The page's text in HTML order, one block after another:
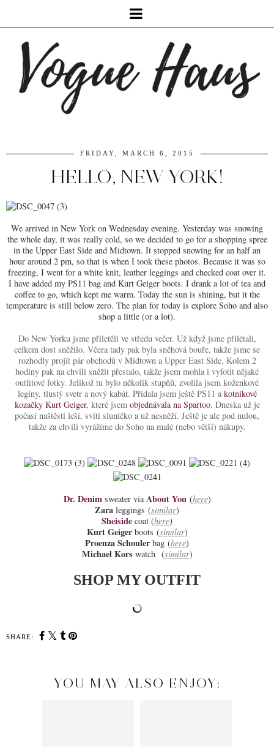
FRIDAY, MARCH 6, 2015
HELLO, NEW YORK!
We arrived in New York on Wednesday evening. Yesterday was snowing
the whole day, it was really cold, so we decided to go for a shopping spree
in the Upper East Side and Midtown. It stopped snowing for an half an
hour around 2 pm, so that is when I took these photos. Because it was so
freezing, I went for a white knit, leather leggings and checked coat over it.
I have added my PS11 bag and Kurt Geiger boots. I drank a lot of tea and
coffee to go, which kept me warm. Today the sun is shining, but it the
temperature is still below zero. The plan for today is explore Soho and also
shop a little (or a lot).
Do New Yorku jsme přiletěli ve středu večer. Už když jsme přilétali,
celkem dost sněžilo. Včera tady pak byla sněhová bouře, takže jsme se
rozhodly projít pár obchodů v Midtown a Upper East Side. Kolem 2
hodiny pak na chvíli sněžit přestalo, takže jsem mohla i vyfotit nějaké
outfitové fotky. Jelikož tu bylo několik stupňů, zvolila jsem koženkové
legíny, tlustý svetr a nový kabát. Přidala jsem ještě PS11 a kotníkové
kozačky Kurt Geiger, které jsem objednávala na Spartoo. Dneska už je
počasí naštěstí leší, svítí sluníčko a už nesněží. Ještě je ale pod nulou,
takže za chvíli vyrážíme do Soho na malé (nebo větší) nákupy.
Dr. Denim sweater viaAbout You(here)
Zara leggings (similar)
Sheiside coat (here)
Kurt Geiger boots (similar)
Proenza Schouler bag (here)
Michael Kors watch (similar)
SHOP MY OUTFIT
SHARE:
YOU MAY ALSO ENJOY: